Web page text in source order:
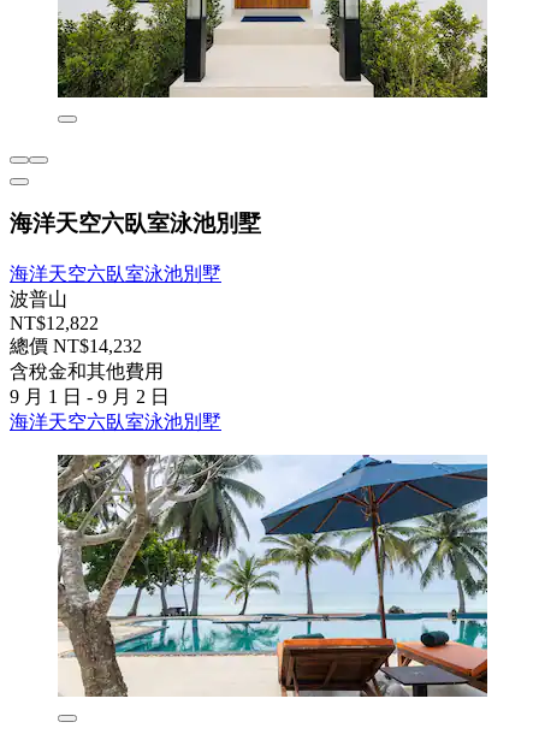
海洋天空六臥室泳池別墅
海洋天空六臥室泳池別墅
波普山
NT$12,822
總價 NT$14,232
含稅金和其他費用
9 月 1 日 - 9 月 2 日
海洋天空六臥室泳池別墅